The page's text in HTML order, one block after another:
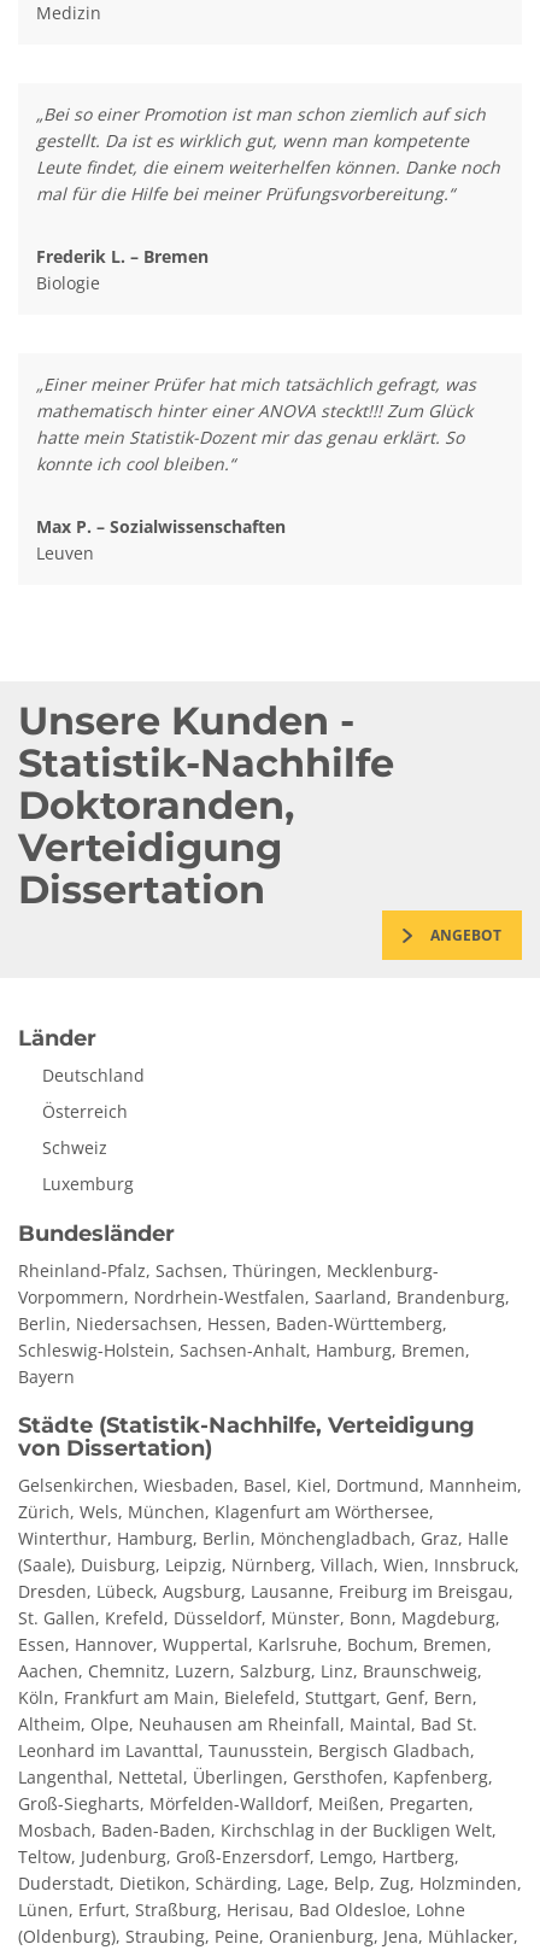
Medizin
„Bei so einer Promotion ist man schon ziemlich auf sich
gestellt. Da ist es wirklich gut, wenn man kompetente
Leute findet, die einem weiterhelfen können. Danke noch
mal für die Hilfe bei meiner Prüfungsvorbereitung.“
Frederik L. – Bremen
Biologie
„Einer meiner Prüfer hat mich tatsächlich gefragt, was
mathematisch hinter einer ANOVA steckt!!! Zum Glück
hatte mein Statistik-Dozent mir das genau erklärt. So
konnte ich cool bleiben.“
Max P. – Sozialwissenschaften
Leuven
Unsere Kunden -
Statistik-Nachhilfe
Doktoranden,
Verteidigung
Dissertation
ANGEBOT
Länder
Deutschland
Österreich
Schweiz
Luxemburg
Bundesländer
Rheinland-Pfalz, Sachsen, Thüringen, Mecklenburg-
Vorpommern, Nordrhein-Westfalen, Saarland, Brandenburg,
Berlin, Niedersachsen, Hessen, Baden-Württemberg,
Schleswig-Holstein, Sachsen-Anhalt, Hamburg, Bremen,
Bayern
Städte (Statistik-Nachhilfe, Verteidigung
von Dissertation)
Gelsenkirchen, Wiesbaden, Basel, Kiel, Dortmund, Mannheim,
Zürich, Wels, München, Klagenfurt am Wörthersee,
Winterthur, Hamburg, Berlin, Mönchengladbach, Graz, Halle
(Saale), Duisburg, Leipzig, Nürnberg, Villach, Wien, Innsbruck,
Dresden, Lübeck, Augsburg, Lausanne, Freiburg im Breisgau,
St. Gallen, Krefeld, Düsseldorf, Münster, Bonn, Magdeburg,
Essen, Hannover, Wuppertal, Karlsruhe, Bochum, Bremen,
Aachen, Chemnitz, Luzern, Salzburg, Linz, Braunschweig,
Köln, Frankfurt am Main, Bielefeld, Stuttgart, Genf, Bern,
Altheim, Olpe, Neuhausen am Rheinfall, Maintal, Bad St.
Leonhard im Lavanttal, Taunusstein, Bergisch Gladbach,
Langenthal, Nettetal, Überlingen, Gersthofen, Kapfenberg,
Groß-Siegharts, Mörfelden-Walldorf, Meißen, Pregarten,
Mosbach, Baden-Baden, Kirchschlag in der Buckligen Welt,
Teltow, Judenburg, Groß-Enzersdorf, Lemgo, Hartberg,
Duderstadt, Dietikon, Schärding, Lage, Belp, Zug, Holzminden,
Lünen, Erfurt, Straßburg, Herisau, Bad Oldesloe, Lohne
(Oldenburg), Straubing, Peine, Oranienburg, Jena, Mühlacker,